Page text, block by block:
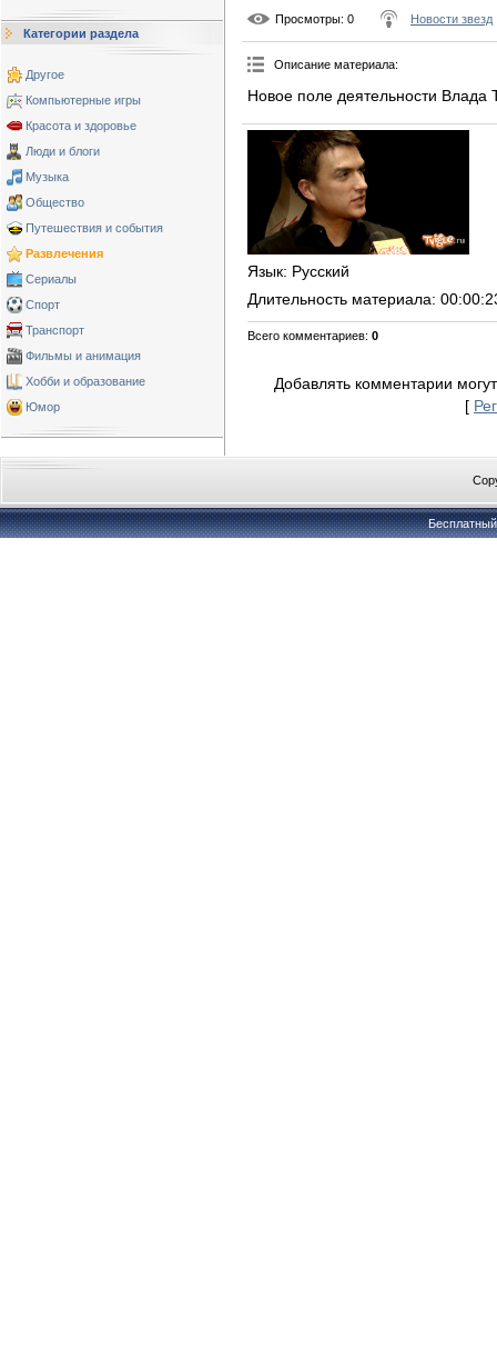
Категории раздела
Другое
Компьютерные игры
Красота и здоровье
Люди и блоги
Музыка
Общество
Путешествия и события
Развлечения
Сериалы
Спорт
Транспорт
Фильмы и анимация
Хобби и образование
Юмор
Просмотры: 0 Новости звезд
Описание материала:
Новое поле деятельности Влада
Язык: Русский
Длительность материала:
Всего комментариев: 0
Добавлять комментарии
[